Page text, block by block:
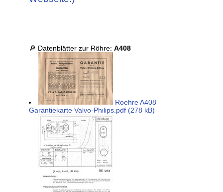
🔎 Datenblätter zur Röhre:A408
Roehre A408
Garantiekarte Valvo-Philips.pdf (278 kB)